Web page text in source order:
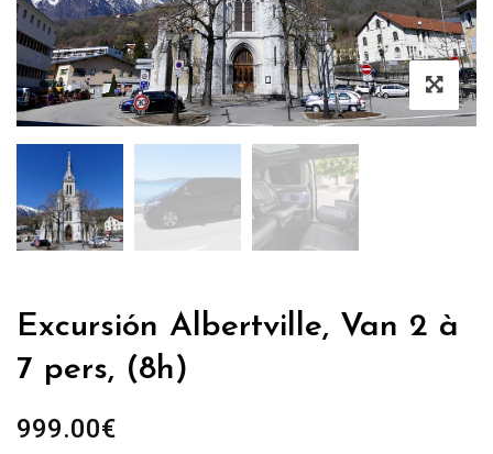
Excursión Albertville, Van 2 à
7 pers, (8h)
999.00€